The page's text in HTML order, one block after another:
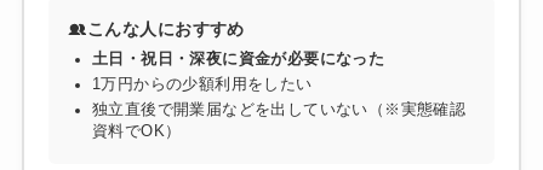
こんな人におすすめ
土日・祝日・深夜に資金が必要になった
1万円からの少額利用をしたい
独立直後で開業届などを出していない（※実態確認
資料でOK）